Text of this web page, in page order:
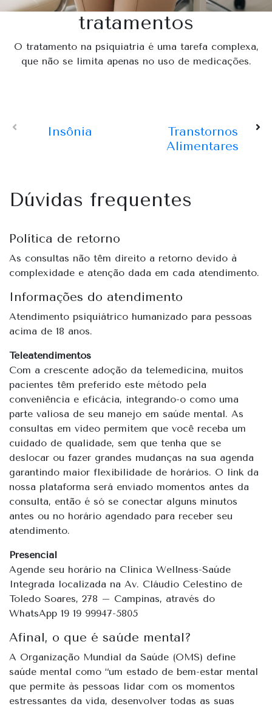
tratamentos
O tratamento na psiquiatria é uma tarefa complexa,
que não se limita apenas no uso de medicações.
Insônia
Transtornos
Alimentares
Dúvidas frequentes
Política de retorno
As consultas não têm direito a retorno devido à
complexidade e atenção dada em cada atendimento.
Informações do atendimento
Atendimento psiquiátrico humanizado para pessoas
acima de 18 anos.
Teleatendimentos
Com a crescente adoção da telemedicina, muitos
pacientes têm preferido este método pela
conveniência e eficácia, integrando-o como uma
parte valiosa de seu manejo em saúde mental. As
consultas em vídeo permitem que você receba um
cuidado de qualidade, sem que tenha que se
deslocar ou fazer grandes mudanças na sua agenda
garantindo maior flexibilidade de horários. O link da
nossa plataforma será enviado momentos antes da
consulta, então é só se conectar alguns minutos
antes ou no horário agendado para receber seu
atendimento.
Presencial
Agende seu horário na Clínica Wellness-Saúde
Integrada localizada na Av. Cláudio Celestino de
Toledo Soares, 278 – Campinas, através do
WhatsApp 19 19 99947-5805
Afinal, o que é saúde mental?
A Organização Mundial da Saúde (OMS) define
saúde mental como “um estado de bem-estar mental
que permite às pessoas lidar com os momentos
estressantes da vida, desenvolver todas as suas